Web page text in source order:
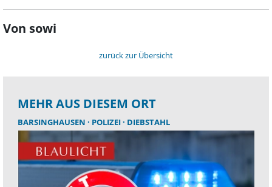
Von sowi
zurück zur Übersicht
MEHR AUS DIESEM ORT
BARSINGHAUSEN POLIZEI DIEBSTAHL